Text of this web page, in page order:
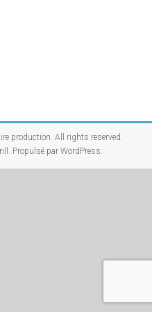
production. All rights reserved.
Propulsé par WordPress.